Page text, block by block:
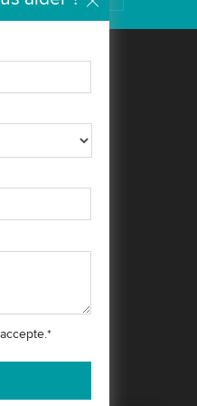
*
et événements
magazine